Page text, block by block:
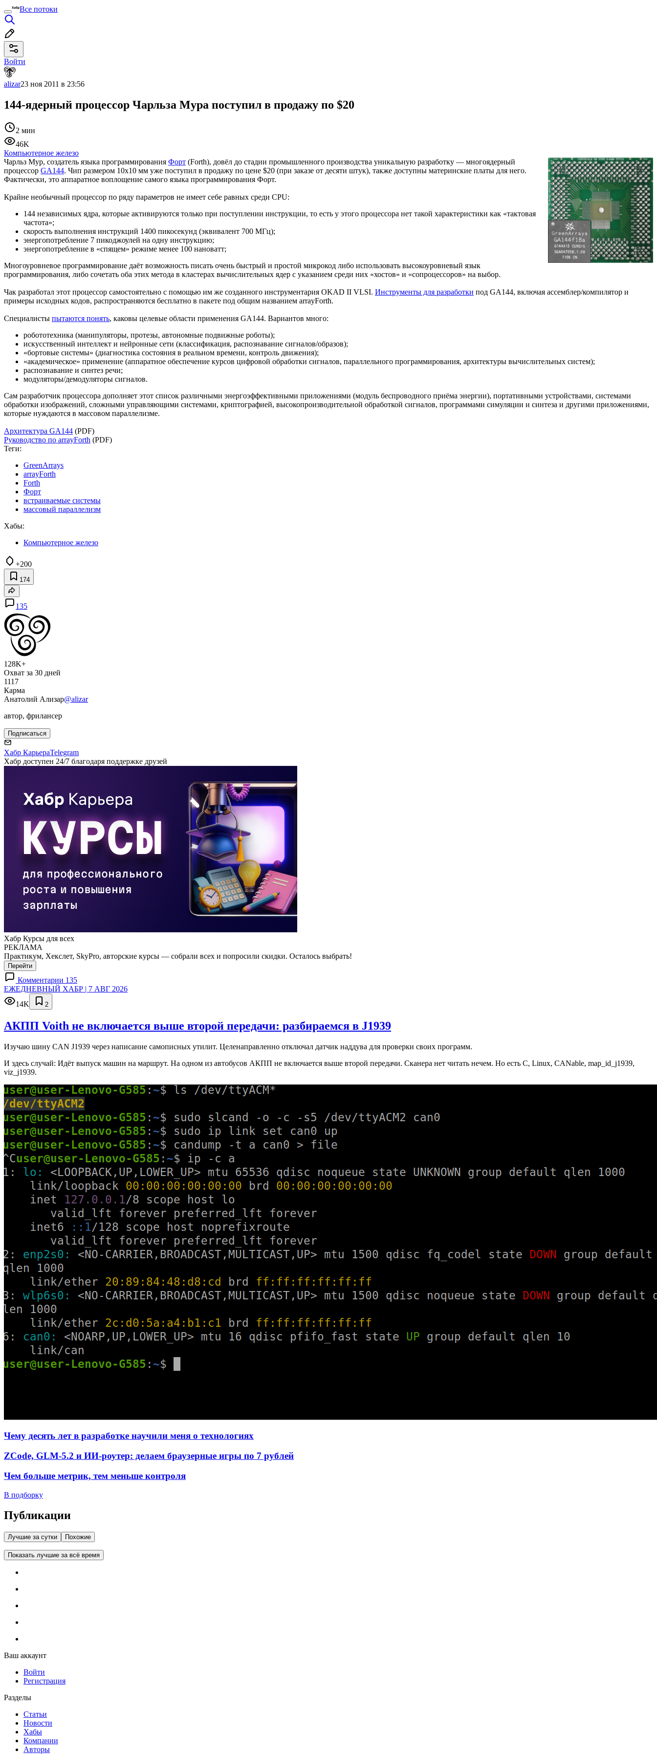
Все потоки
Войти
alizar23 ноя 2011 в 23:56
144-ядерный процессор Чарльза Мура поступил в продажу по $20
2 мин
46K
Компьютерное железо
Чарльз Мур, создатель языка программирования Форт (Forth), довёл до стадии промышленного производства уникальную разработку — многоядерный
процессор GA144. Чип размером 10х10 мм уже поступил в продажу по цене $20 (при заказе от десяти штук), также доступны материнские платы для него.
Фактически, это аппаратное воплощение самого языка программирования Форт.
Крайне необычный процессор по ряду параметров не имеет себе равных среди CPU:
144 независимых ядра, которые активируются только при поступлении инструкции, то есть у этого процессора нет такой характеристики как «тактовая
частота»;
скорость выполнения инструкций 1400 пикосекунд (эквивалент 700 МГц);
энергопотребление 7 пикоджоулей на одну инструкцию;
энергопотребление в «спящем» режиме менее 100 нановатт;
Многоуровневое программирование даёт возможность писать очень быстрый и простой микрокод либо использовать высокоуровневый язык
программирования, либо сочетать оба этих метода в кластерах вычислительных ядер с указанием среди них «хостов» и «сопроцессоров» на выбор.
Чак разработал этот процессор самостоятельно с помощью им же созданного инструментария OKAD II VLSI. Инструменты для разработки под GA144, включая ассемблер/компилятор и
примеры исходных кодов, распространяются бесплатно в пакете под общим названием arrayForth.
Специалисты пытаются понять, каковы целевые области применения GA144. Вариантов много:
робототехника (манипуляторы, протезы, автономные подвижные роботы);
искусственный интеллект и нейронные сети (классификация, распознавание сигналов/образов);
«бортовые системы» (диагностика состояния в реальном времени, контроль движения);
«академическое» применение (аппаратное обеспечение курсов цифровой обработки сигналов, параллельного программирования, архитектуры вычислительных систем);
распознавание и синтез речи;
модуляторы/демодуляторы сигналов.
Сам разработчик процессора дополняет этот список различными энергоэффективными приложениями (модуль беспроводного приёма энергии), портативными устройствами, системами
обработки изображений, сложными управляющими системами, криптографией, высокопроизводительной обработкой сигналов, программами симуляции и синтеза и другими приложениями,
которые нуждаются в массовом параллелизме.
Архитектура GA144 (PDF)
Руководство по arrayForth (PDF)
Теги:
GreenArrays
arrayForth
Forth
Форт
встраиваемые системы
массовый параллелизм
Хабы:
Компьютерное железо
+200
174
135
128K+
Охват за 30 дней
1117
Карма
Анатолий Ализар@alizar
автор, фрилансер
Подписаться
Хабр КарьераTelegram
Хабр доступен 24/7 благодаря поддержке друзей
Хабр Курсы для всех
РЕКЛАМА
Практикум, Хекслет, SkyPro, авторские курсы — собрали всех и попросили скидки. Осталось выбрать!
Перейти
Комментарии 135
ЕЖЕДНЕВНЫЙ ХАБР | 7 АВГ 2026
14K
2
АКПП Voith не включается выше второй передачи: разбираемся в J1939
Изучаю шину CAN J1939 через написание самописных утилит. Целенаправленно отключал датчик наддува для проверки своих программ.
И здесь случай: Идёт выпуск машин на маршрут. На одном из автобусов АКПП не включается выше второй передачи. Сканера нет читать нечем. Но есть C, Linux, CANable, map_id_j1939,
viz_j1939.
Чему десять лет в разработке научили меня о технологиях
ZCode, GLM-5.2 и ИИ-роутер: делаем браузерные игры по 7 рублей
Чем больше метрик, тем меньше контроля
В подборку
Публикации
Лучшие за сутки Похожие
Показать лучшие за всё время
Ваш аккаунт
Войти
Регистрация
Разделы
Статьи
Новости
Хабы
Компании
Авторы